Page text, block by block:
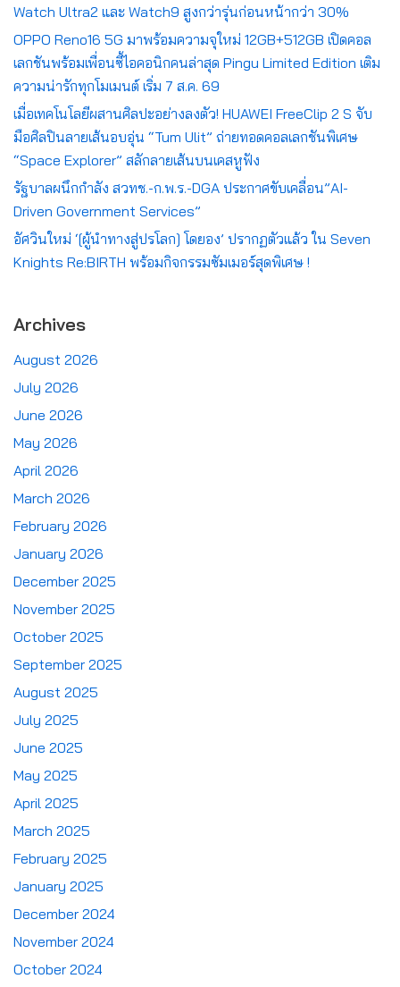
Watch Ultra2 และ Watch9 สูงกว่ารุ่นก่อนหน้ากว่า 30%
OPPO Reno16 5G มาพร้อมความจุใหม่ 12GB+512GB เปิดคอล
เลกชันพร้อมเพื่อนซี้ไอคอนิกคนล่าสุด Pingu Limited Edition เติม
ความน่ารักทุกโมเมนต์ เริ่ม 7 ส.ค. 69
เมื่อเทคโนโลยีผสานศิลปะอย่างลงตัว! HUAWEI FreeClip 2 S จับ
มือศิลปินลายเส้นอบอุ่น “Tum Ulit” ถ่ายทอดคอลเลกชันพิเศษ
“Space Explorer” สลักลายเส้นบนเคสหูฟัง
รัฐบาลผนึกกำลัง สวทช.-ก.พ.ร.-DGA ประกาศขับเคลื่อน”AI-
Driven Government Services”
อัศวินใหม่ ‘[ผู้นำทางสู่ปรโลก] โดยอง’ ปรากฏตัวแล้ว ใน Seven
Knights Re:BIRTH พร้อมกิจกรรมซัมเมอร์สุดพิเศษ !
Archives
August 2026
July 2026
June 2026
May 2026
April 2026
March 2026
February 2026
January 2026
December 2025
November 2025
October 2025
September 2025
August 2025
July 2025
June 2025
May 2025
April 2025
March 2025
February 2025
January 2025
December 2024
November 2024
October 2024